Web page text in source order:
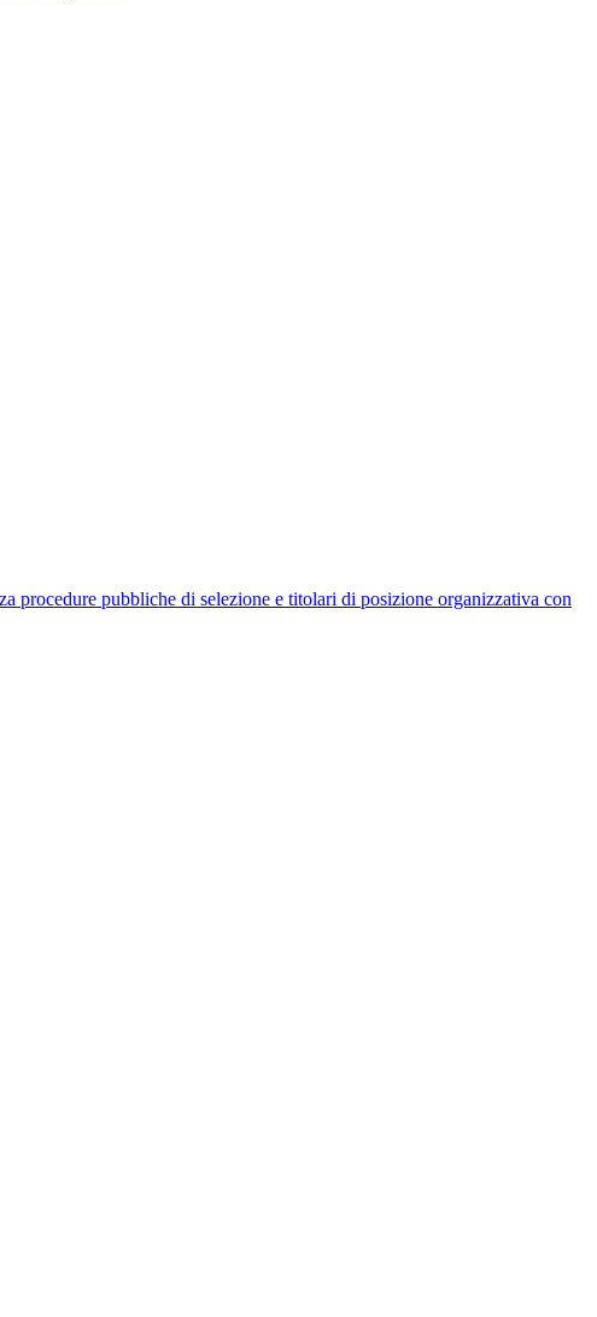
pubbliche di selezione e titolari di posizione organizzativa con